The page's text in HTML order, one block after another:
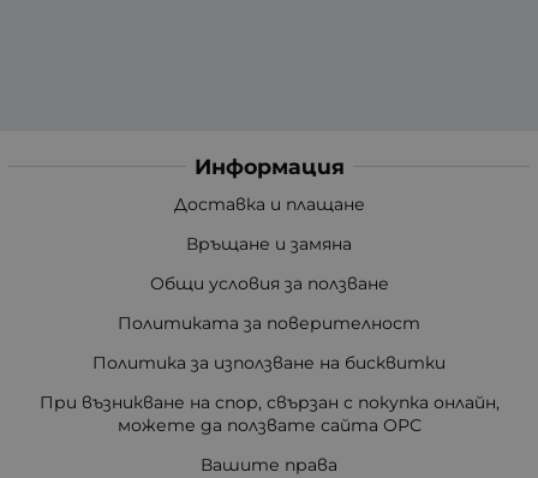
Информация
Доставка и плащане
Връщане и замяна
Общи условия за ползване
Политиката за поверителност
Политика за използване на бисквитки
При възникване на спор, свързан с покупка онлайн,
можете да ползвате сайта ОРС
Вашите права